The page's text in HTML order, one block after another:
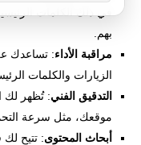
في ذلك الكلمات
بهم.
مراقبة الأداء: تساعدك
الزيارات والكلمات
التدقيق الفني: تُظهر لك
موقعك، مثل سرعة
أبحاث المحتوى: تتيح